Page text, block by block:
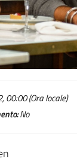
00:00 (Ora locale)
No